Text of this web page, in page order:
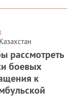
рассмотреть
боевых
к